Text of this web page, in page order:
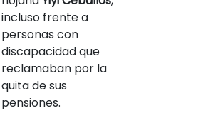
incluso frente a
personas con
discapacidad que
reclamaban por la
quita de sus
pensiones.